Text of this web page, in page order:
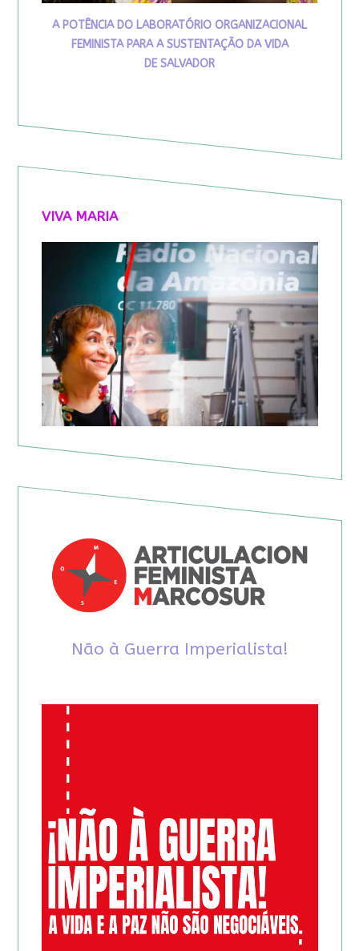
A POTÊNCIA DO LABORATÓRIO ORGANIZACIONAL
FEMINISTA PARA A SUSTENTAÇÃO DA VIDA
DE SALVADOR
VIVA MARIA
Não à Guerra Imperialista!